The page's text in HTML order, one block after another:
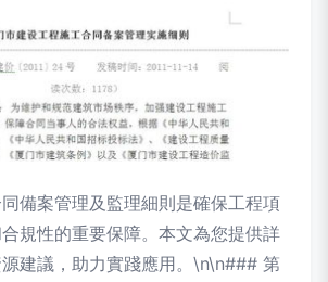
備案管理及監理細則是確保工程項
規性的重要保障。本文為您提供詳
建議，助力實踐應用。\n\n### 第